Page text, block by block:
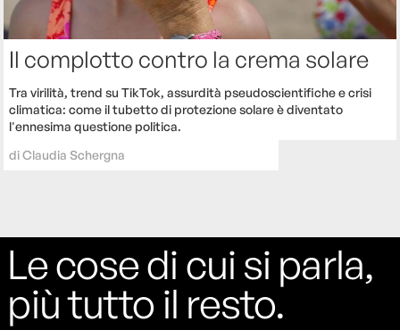
Il complotto contro la crema solare
Tra virilità, trend su TikTok, assurdità pseudoscientifiche e crisi
climatica: come il tubetto di protezione solare è diventato
l'ennesima questione politica.
diClaudia Schergna
Le cose di cui si parla,
più tutto il resto.